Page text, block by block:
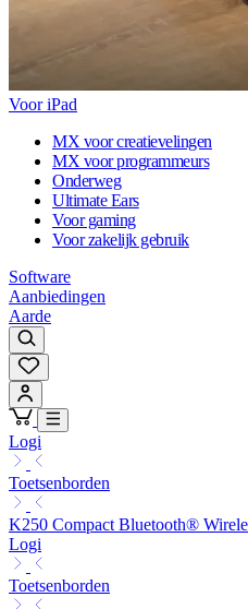
Voor iPad
MX voor creatievelingen
MX voor programmeurs
Onderweg
Ultimate Ears
Voor gaming
Voor zakelijk gebruik
Software
Aanbiedingen
Aarde
Logi
Toetsenborden
K250 Compact Bluetooth®
Logi
Toetsenborden